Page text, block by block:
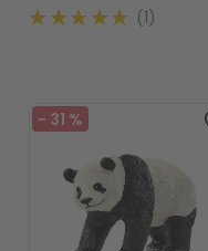
1
- 31 %